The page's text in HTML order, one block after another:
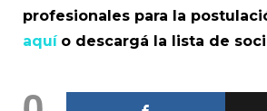
profesionales para la
aquí o descargá la lista de